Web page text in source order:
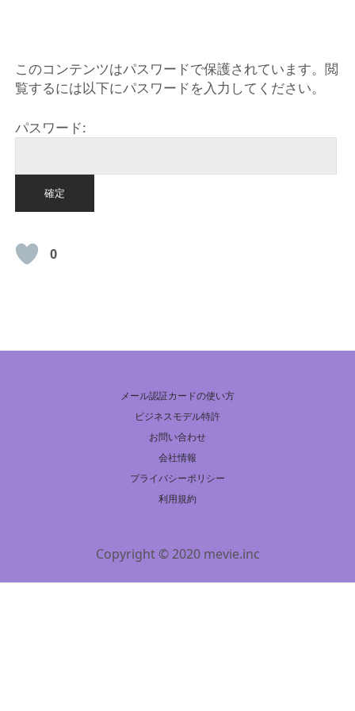
このコンテンツはパスワードで保護されています。閲
覧するには以下にパスワードを入力してください。
パスワード:
0
メール認証カードの使い方
ビジネスモデル特許
お問い合わせ
会社情報
プライバシーポリシー
利用規約
Copyright © 2020 mevie.inc